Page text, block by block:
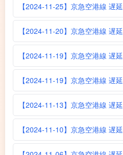
【2024-11-25】京急空港線 遅延
【2024-11-20】京急空港線 遅延
【2024-11-19】京急空港線 遅延
【2024-11-19】京急空港線 遅延
【2024-11-13】京急空港線 遅延
【2024-11-10】京急空港線 遅延